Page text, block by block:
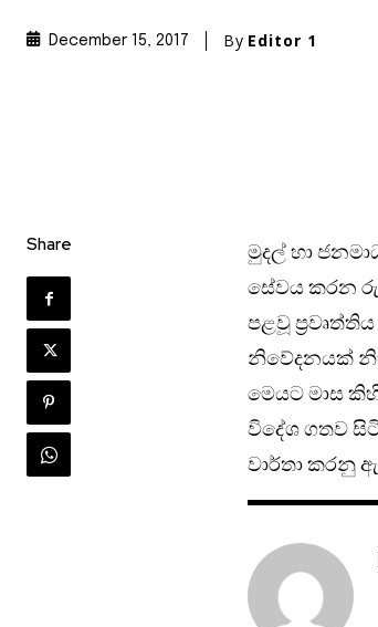
December 15, 2017 By Editor 1
Share
මුදල් හා
සේවය කරන
පළවූ
නිවේදනයක්
මෙයට මාස
විදේශ ගතව
වාර්තා කරනු